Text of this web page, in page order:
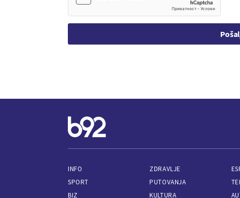
INFO
SPORT
BIZ
ZDRAVLJE
PUTOVANJA
KULTURA